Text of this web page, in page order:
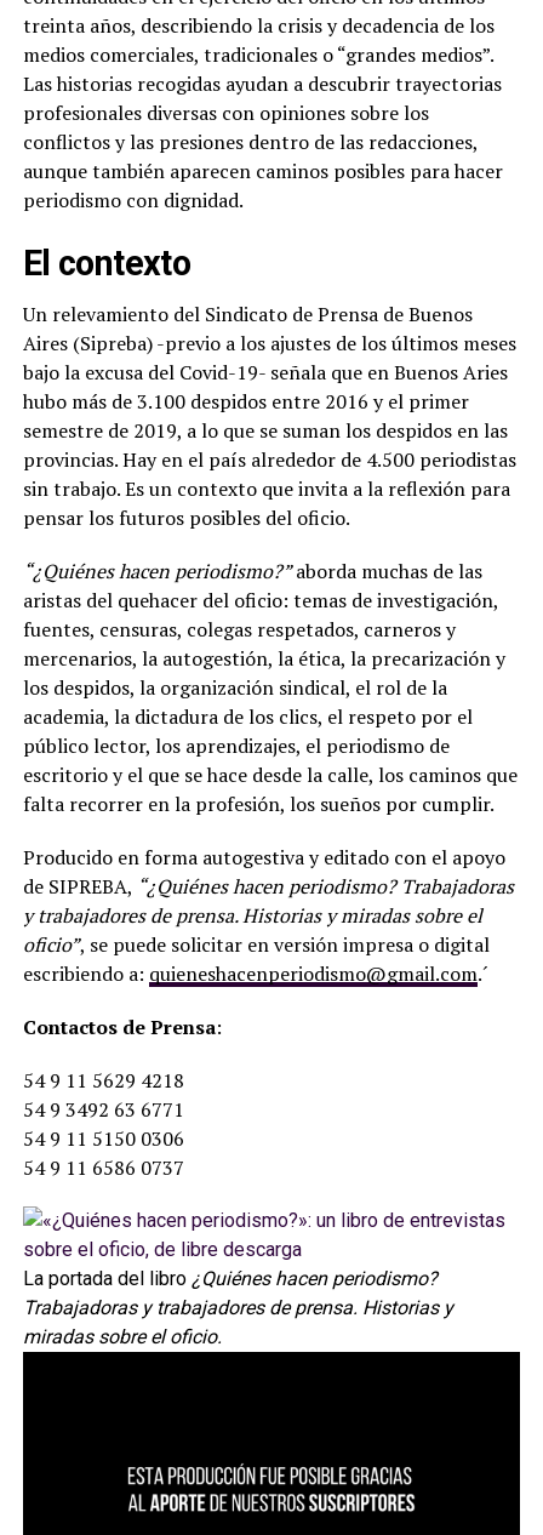
treinta años, describiendo la crisis y decadencia de los
medios comerciales, tradicionales o “grandes medios”.
Las historias recogidas ayudan a descubrir trayectorias
profesionales diversas con opiniones sobre los
conflictos y las presiones dentro de las redacciones,
aunque también aparecen caminos posibles para hacer
periodismo con dignidad.
El contexto
Un relevamiento del Sindicato de Prensa de Buenos
Aires (Sipreba) -previo a los ajustes de los últimos meses
bajo la excusa del Covid-19- señala que en Buenos Aries
hubo más de 3.100 despidos entre 2016 y el primer
semestre de 2019, a lo que se suman los despidos en las
provincias. Hay en el país alrededor de 4.500 periodistas
sin trabajo. Es un contexto que invita a la reflexión para
pensar los futuros posibles del oficio.
“¿Quiénes hacen periodismo?”aborda muchas de las
aristas del quehacer del oficio: temas de investigación,
fuentes, censuras, colegas respetados, carneros y
mercenarios, la autogestión, la ética, la precarización y
los despidos, la organización sindical, el rol de la
academia, la dictadura de los clics, el respeto por el
público lector, los aprendizajes, el periodismo de
escritorio y el que se hace desde la calle, los caminos que
falta recorrer en la profesión, los sueños por cumplir.
Producido en forma autogestiva y editado con el apoyo
de SIPREBA, “¿Quiénes hacen periodismo? Trabajadoras
y trabajadores de prensa. Historias y miradas sobre el
oficio”, se puede solicitar en versión impresa o digital
escribiendo a: quieneshacenperiodismo@gmail.com.´
Contactos de Prensa:
54 9 11 5629 4218
54 9 3492 63 6771
54 9 11 5150 0306
54 9 11 6586 0737
La portada del libro ¿Quiénes hacen periodismo?
Trabajadoras y trabajadores de prensa. Historias y
miradas sobre el oficio.